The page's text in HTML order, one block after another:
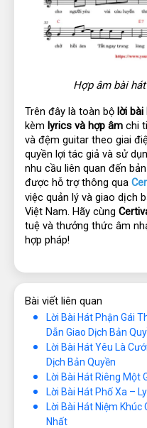
Hợp âm bài
Trên đây là toàn bộ lời bài
kèm lyrics và hợp âm chi
và đệm guitar theo giai
quyền lợi tác giả và sử
nhu cầu liên quan đến
được hỗ trợ thông qua
việc quản lý và giao dịch
Việt Nam. Hãy cùng
tuệ và thưởng thức âm
hợp pháp!
Bài viết liên quan
Lời Bài Hát Phận Gái
Dẫn Giao Dịch Bản
Lời Bài Hát Yêu Là
Dịch Bản Quyền
Lời Bài Hát Riêng Một
Lời Bài Hát Phố Xa –
Lời Bài Hát Niệm Khúc
Nhất